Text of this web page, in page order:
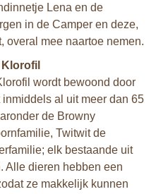
Lena en de
in de Camper en deze,
overal mee naartoe nemen.
wordt bewoond door
al uit meer dan 65
de Browny
Twitwit de
elk bestaande uit
Alle dieren hebben een
ze makkelijk kunnen